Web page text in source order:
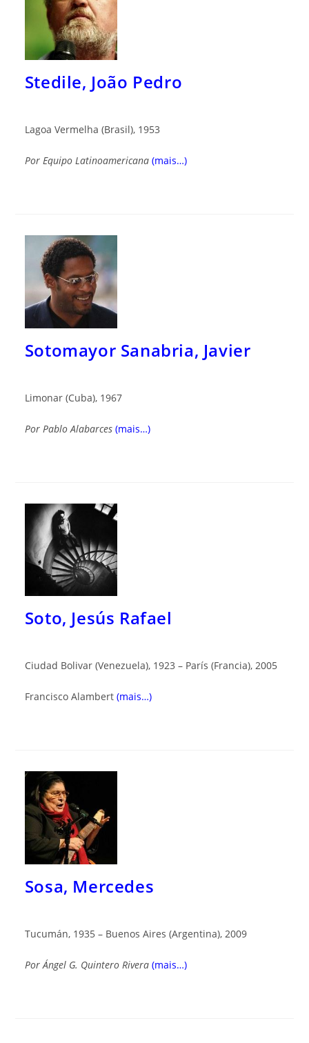
Stedile, João Pedro
Lagoa Vermelha (Brasil), 1953
Por Equipo Latinoamericana (mais…)
Sotomayor Sanabria, Javier
Limonar (Cuba), 1967
Por Pablo Alabarces (mais…)
Soto, Jesús Rafael
Ciudad Bolivar (Venezuela), 1923 – París (Francia), 2005
Francisco Alambert (mais…)
Sosa, Mercedes
Tucumán, 1935 – Buenos Aires (Argentina), 2009
Por Ángel G. Quintero Rivera (mais…)